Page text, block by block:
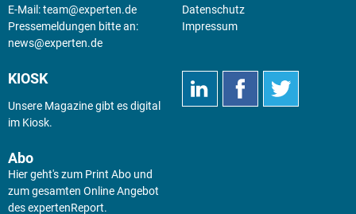
E-Mail:team@experten.de
Pressemeldungen bitte an:
news@experten.de
Datenschutz
Impressum
KIOSK
Unsere Magazine gibt es digital
im Kiosk.
Abo
Hier geht's zum Print Abo und
zum gesamten Online Angebot
des expertenReport.